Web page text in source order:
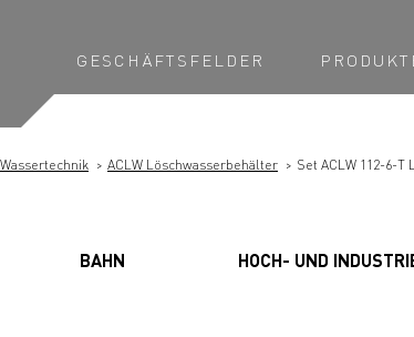
GESCHÄFTSFELDER
ACLW Löschwasserbehälter Set ACLW 112-6-
BAHN HOCH- UND